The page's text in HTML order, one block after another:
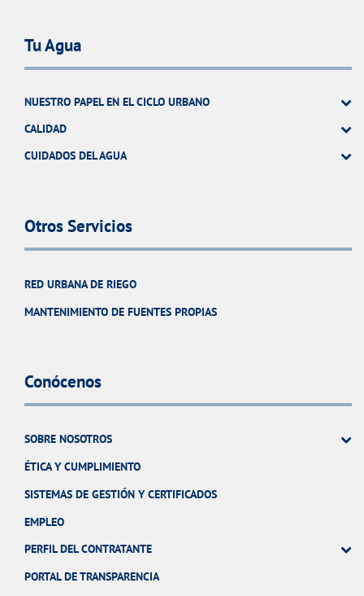
Tu Agua
NUESTRO PAPEL EN EL CICLO URBANO
CALIDAD
CUIDADOS DEL AGUA
Otros Servicios
RED URBANA DE RIEGO
MANTENIMIENTO DE FUENTES PROPIAS
Conócenos
SOBRE NOSOTROS
ÉTICA Y CUMPLIMIENTO
SISTEMAS DE GESTIÓN Y CERTIFICADOS
EMPLEO
PERFIL DEL CONTRATANTE
PORTAL DE TRANSPARENCIA